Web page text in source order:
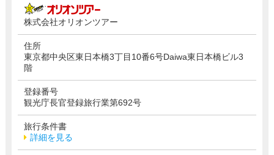
株式会社オリオンツアー
住所
東京都中央区東日本橋3丁目10番6号Daiwa東日本橋ビル3
階
登録番号
観光庁長官登録旅行業第692号
旅行条件書
詳細を見る